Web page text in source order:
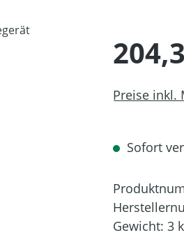
Preise inkl.
Sofort
Gewicht: 3